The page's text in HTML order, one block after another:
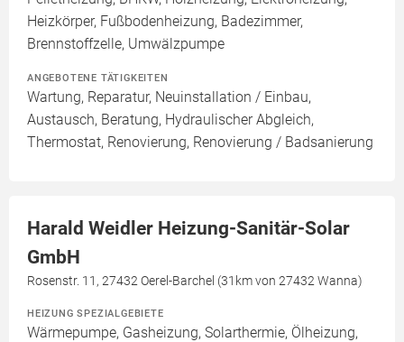
Heizkörper, Fußbodenheizung, Badezimmer,
Brennstoffzelle, Umwälzpumpe
ANGEBOTENE TÄTIGKEITEN
Wartung, Reparatur, Neuinstallation / Einbau,
Austausch, Beratung, Hydraulischer Abgleich,
Thermostat, Renovierung, Renovierung / Badsanierung
Harald Weidler Heizung-Sanitär-Solar
GmbH
Rosenstr. 11, 27432 Oerel-Barchel (31km von 27432 Wanna)
HEIZUNG SPEZIALGEBIETE
Wärmepumpe, Gasheizung, Solarthermie, Ölheizung,